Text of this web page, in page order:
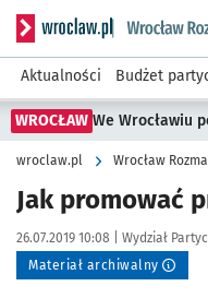
Serwis informacyjny
Aktualności Budżet
WROCŁAW We Wrocławiu
wroclaw.pl Wrocław
Jak promować
Data publikacji:
26.07.2019 10:08 | Autor:
Wydział
Materiał archiwalny